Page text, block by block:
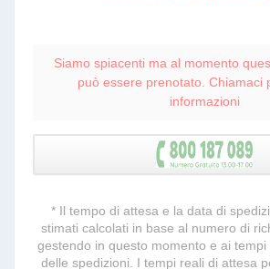
Siamo spiacenti ma al momento
può essere prenotato. Chiamaci
informazioni
* Il tempo di attesa e la data di
stimati calcolati in base al numero di
gestendo in questo momento e ai
delle spedizioni. I tempi reali di attesa